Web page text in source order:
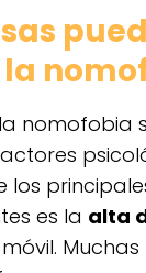
nomofobia
los
es la alta